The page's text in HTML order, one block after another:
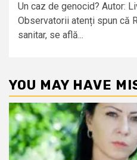
Un caz de genocid? Autor:
Observatorii atenți spun că
sanitar, se află...
YOU MAY HAVE